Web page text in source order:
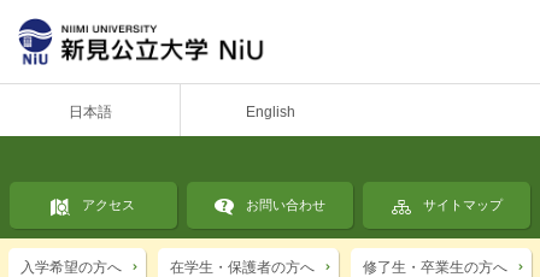
日本語 English
アクセス お問い合わせ サイトマップ
入学希望の方へ 在学生・保護者の方へ 修了生・卒業生の方へ